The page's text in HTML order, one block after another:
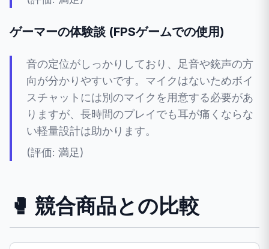
ゲーマーの体験談 (FPSゲームでの使用)
音の定位がしっかりしており、足音や銃声の方
向が分かりやすいです。マイクはないためボイ
スチャットには別のマイクを用意する必要があ
りますが、長時間のプレイでも耳が痛くならな
い軽量設計は助かります。
(評価: 満足)
🥊 競合商品との比較